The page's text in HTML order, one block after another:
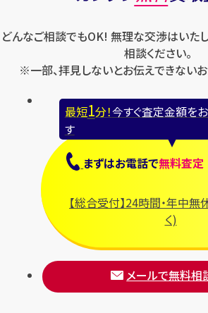
どんなご相談でもOK! 無理な交渉はいた
相談ください。
※一部、拝見しないとお伝えできないお
最短1分！今すぐ査定金額を
す
まずはお電話で無料査定
【総合受付】24時間・年中
く)
メールで無料相